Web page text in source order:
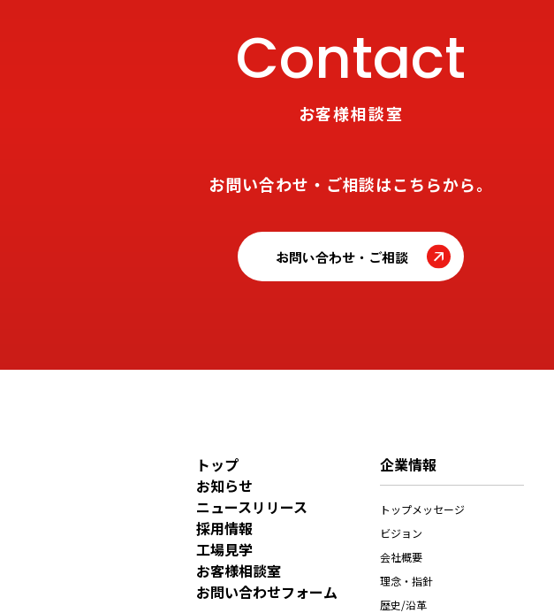
Contact
お客様相談室
お問い合わせ・ご相談はこちらから。
お問い合わせ・ご相談
トップ
お知らせ
ニュースリリース
採用情報
工場見学
お客様相談室
お問い合わせフォーム
企業情報
トップメッセージ
ビジョン
会社概要
理念・指針
歴史/沿革